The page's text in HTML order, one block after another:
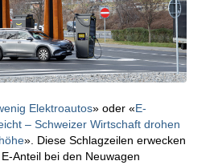
Elektroautos» oder «E-
– Schweizer Wirtschaft drohen
». Diese Schlagzeilen erwecken
Anteil bei den Neuwagen